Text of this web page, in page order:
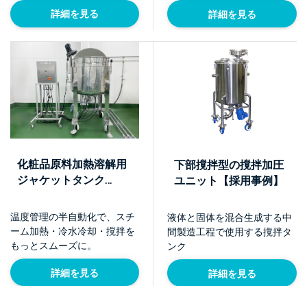
詳細を見る 詳細を見る
化粧品原料加熱溶解用
ジャケットタンク
プ）
温度管理の半自動化で、スチ
ーム加熱・冷水冷却・撹拌を
もっとスムーズに。
詳細を見る
下部撹拌型の撹拌加圧
ユニット【採用事例】
液体と固体を混合生成する中
間製造工程で使用する撹拌タ
ンク
詳細を見る